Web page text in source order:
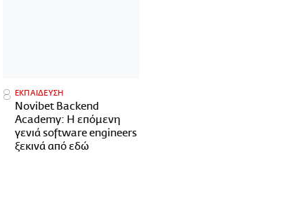
ΕΚΠΑΙΔΕΥΣΗ
Novibet Backend
Academy: Η επόμενη
γενιά software engineers
ξεκινά από εδώ